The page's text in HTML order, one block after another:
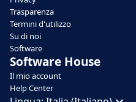
Trasparenza
Termini d'utilizzo
Su di noi
Software
Software House
Il mio account
Help Center